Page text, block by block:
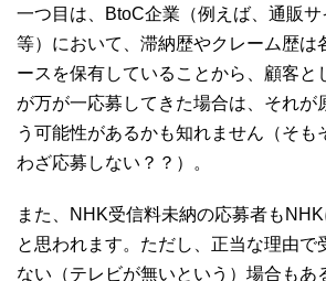
一つ目は、BtoC企業（例えば、通販
等）において、滞納歴やクレーム歴は
ースを保有していることから、顧客と
が万が一応募してきた場合は、それが
う可能性があるかも知れません（そも
わざ応募しない？？）。
また、NHK受信料未納の応募者も
と思われます。ただし、正当な理由で
ない（テレビが無いという）場合もあ